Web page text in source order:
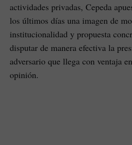
actividades privadas, Cepeda
los últimos días una imagen de
institucionalidad y propuesta
disputar de manera efectiva la
adversario que llega con ventaja
opinión.